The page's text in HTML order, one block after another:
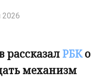
рассказал РБКо
механизм